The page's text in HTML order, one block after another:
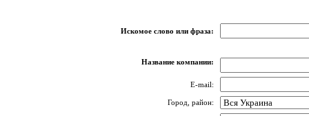
Искомое слово или фраза:
Название компании:
E-mail:
Город, район: